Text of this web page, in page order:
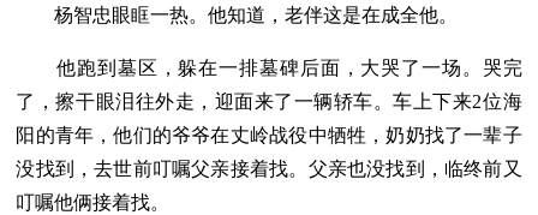
杨智忠眼眶一热。他知道，老伴这是在成全他。
他跑到墓区，躲在一排墓碑后面，大哭了一场。哭完
了，擦干眼泪往外走，迎面来了一辆轿车。车上下来2位海
阳的青年，他们的爷爷在丈岭战役中牺牲，奶奶找了一辈子
没找到，去世前叮嘱父亲接着找。父亲也没找到，临终前又
叮嘱他俩接着找。